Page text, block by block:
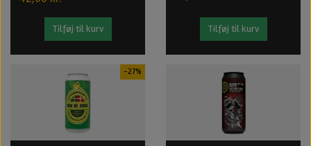
Tilføj til kurv Tilføj til kurv
-27%